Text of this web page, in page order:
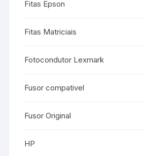
Fitas Epson
Fitas Matriciais
Fotocondutor Lexmark
Fusor compativel
Fusor Original
HP